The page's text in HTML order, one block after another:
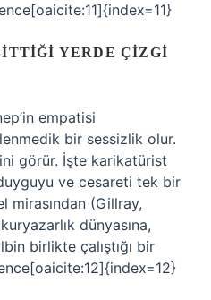
YERDE ÇIZGI
empatisi
bir sessizlik olur.
görür. İşte karikatürist
ve cesareti tek bir
mirasından (Gillray,
dünyasına,
birlikte çalıştığı bir